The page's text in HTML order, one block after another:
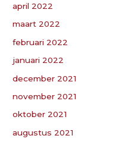
april 2022
maart 2022
februari 2022
januari 2022
december 2021
november 2021
oktober 2021
augustus 2021